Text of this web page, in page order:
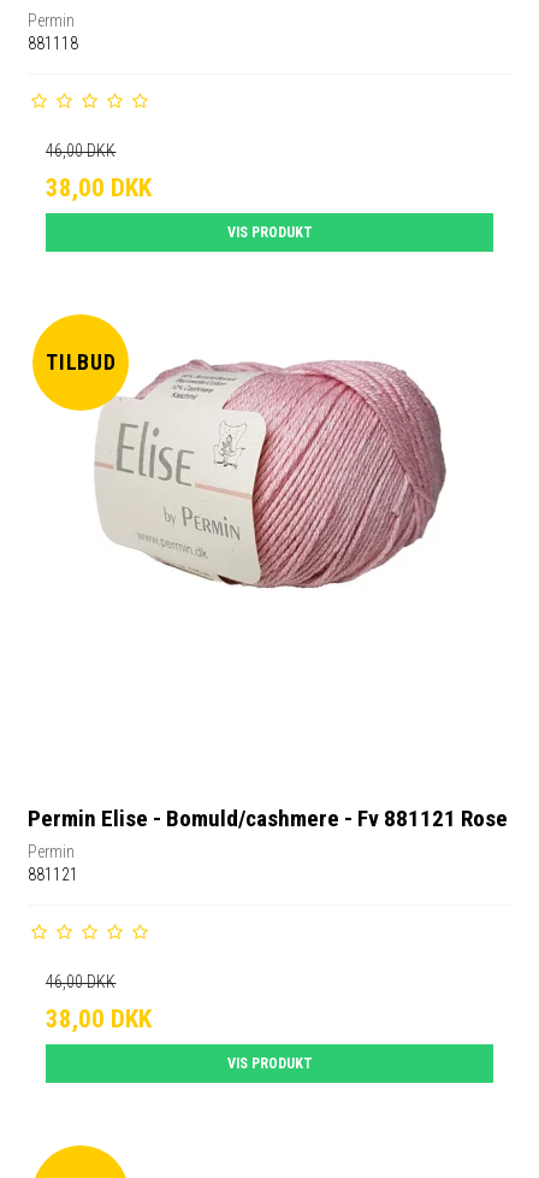
Permin
881118
46,00 DKK
38,00 DKK
VIS PRODUKT
TILBUD
Permin Elise - Bomuld/cashmere - Fv 881121 Rose
Permin
881121
46,00 DKK
38,00 DKK
VIS PRODUKT